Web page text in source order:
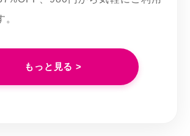
もっと見る >